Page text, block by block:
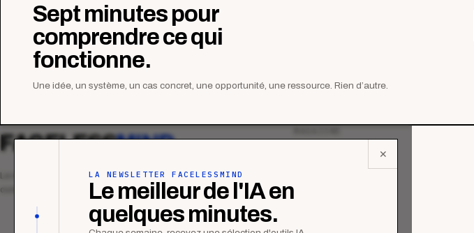
Sept minutes pour
comprendre ce qui
fonctionne.
Une idée, un système, un cas concret, une opportunité, une ressource. Rien d’autre.
✕
LA NEWSLETTER FACELESSMIND
Le meilleur de l'IA en
quelques minutes.
FACELESSMIND
Le média qui mesurent la performance
commerciale des organismes de formation.